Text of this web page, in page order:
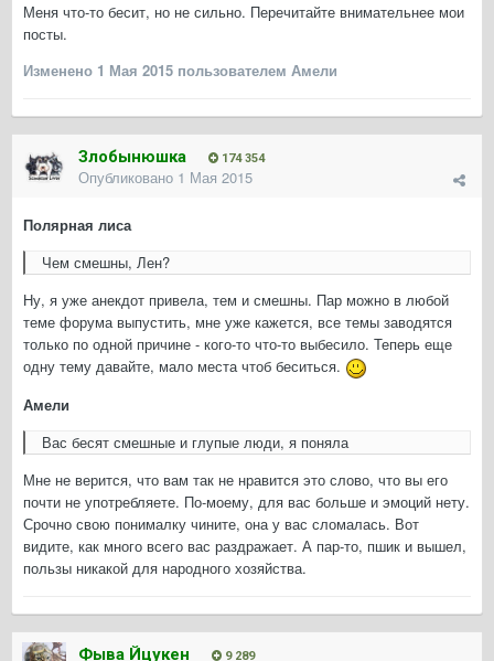
Меня что-то бесит, но не сильно. Перечитайте внимательнее мои
посты.
Изменено 1 Мая 2015 пользователем Амели
Злобынюшка 174 354
Опубликовано 1 Мая 2015
Полярная лиса
Чем смешны, Лен?
Ну, я уже анекдот привела, тем и смешны. Пар можно в любой
теме форума выпустить, мне уже кажется, все темы заводятся
только по одной причине - кого-то что-то выбесило. Теперь еще
одну тему давайте, мало места чтоб беситься.
Амели
Вас бесят смешные и глупые люди, я поняла
Мне не верится, что вам так не нравится это слово, что вы его
почти не употребляете. По-моему, для вас больше и эмоций нету.
Срочно свою понималку чините, она у вас сломалась. Вот
видите, как много всего вас раздражает. А пар-то, пшик и вышел,
пользы никакой для народного хозяйства.
Фыва Йцукен 9 289